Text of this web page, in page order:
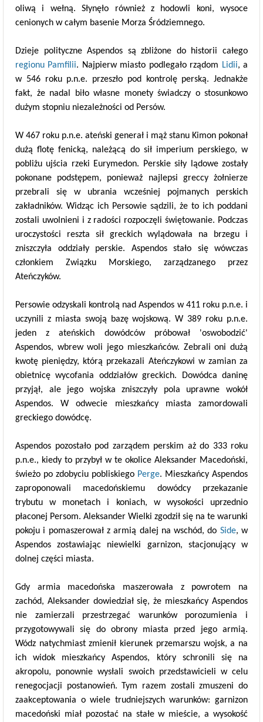
oliwą i wełną. Słynęło również z hodowli koni, wysoce
cenionych w całym basenie Morza Śródziemnego.
Dzieje polityczne Aspendos są zbliżone do historii całego
regionu Pamfilii. Najpierw miasto podlegało rządom Lidii, a
w 546 roku p.n.e. przeszło pod kontrolę perską. Jednakże
fakt, że nadal biło własne monety świadczy o stosunkowo
dużym stopniu niezależności od Persów.
W 467 roku p.n.e. ateński generał i mąż stanu Kimon pokonał
dużą flotę fenicką, należącą do sił imperium perskiego, w
pobliżu ujścia rzeki Eurymedon. Perskie siły lądowe zostały
pokonane podstępem, ponieważ najlepsi greccy żołnierze
przebrali się w ubrania wcześniej pojmanych perskich
zakładników. Widząc ich Persowie sądzili, że to ich poddani
zostali uwolnieni i z radości rozpoczęli świętowanie. Podczas
uroczystości reszta sił greckich wylądowała na brzegu i
zniszczyła oddziały perskie. Aspendos stało się wówczas
członkiem Związku Morskiego, zarządzanego przez
Ateńczyków.
Persowie odzyskali kontrolą nad Aspendos w 411 roku p.n.e. i
uczynili z miasta swoją bazę wojskową. W 389 roku p.n.e.
jeden z ateńskich dowódców próbował 'oswobodzić'
Aspendos, wbrew woli jego mieszkańców. Zebrali oni dużą
kwotę pieniędzy, którą przekazali Ateńczykowi w zamian za
obietnicę wycofania oddziałów greckich. Dowódca daninę
przyjął, ale jego wojska zniszczyły pola uprawne wokół
Aspendos. W odwecie mieszkańcy miasta zamordowali
greckiego dowódcę.
Aspendos pozostało pod zarządem perskim aż do 333 roku
p.n.e., kiedy to przybył w te okolice Aleksander Macedoński,
świeżo po zdobyciu pobliskiego Perge. Mieszkańcy Aspendos
zaproponowali macedońskiemu dowódcy przekazanie
trybutu w monetach i koniach, w wysokości uprzednio
płaconej Persom. Aleksander Wielki zgodził się na te warunki
pokoju i pomaszerował z armią dalej na wschód, do Side, w
Aspendos zostawiając niewielki garnizon, stacjonujący w
dolnej części miasta.
Gdy armia macedońska maszerowała z powrotem na
zachód, Aleksander dowiedział się, że mieszkańcy Aspendos
nie zamierzali przestrzegać warunków porozumienia i
przygotowywali się do obrony miasta przed jego armią.
Wódz natychmiast zmienił kierunek przemarszu wojsk, a na
ich widok mieszkańcy Aspendos, który schronili się na
akropolu, ponownie wysłali swoich przedstawicieli w celu
renegocjacji postanowień. Tym razem zostali zmuszeni do
zaakceptowania o wiele trudniejszych warunków: garnizon
macedoński miał pozostać na stałe w mieście, a wysokość